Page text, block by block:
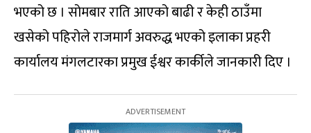
भएको छ । सोमबार राति आएको बाढी र केही ठाउँमा
खसेको पहिरोले राजमार्ग अवरुद्ध भएको इलाका प्रहरी
कार्यालय मंगलटारका प्रमुख ईश्वर कार्कीले जानकारी दिए ।